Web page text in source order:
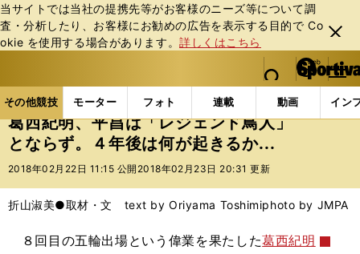
当サイトでは当社の提携先等がお客様のニーズ等について調
査・分析したり、お客様にお勧めの広告を表⽰する⽬的で Co
okie を使⽤する場合があります。詳しくはこちら
閉じ
る
web Sportiva (webスポルティーバ)
検索
マイペ
ー
ジ
メニュ
その他競技 モーター フォト 連載 動画 イン
ス
ポ
ル
バ
その他競技の記事一覧 その他競技 冬季競技 葛
葛西紀明、平昌は「レジェンド鳥人」
とならず。４年後は何が起きるか...
2018年02月22日 11:15 公開 2018年02月23日 20:31 更新
折山淑美●取材・文 text by Oriyama Toshimiphoto by JMPA
８回目の五輪出場という偉業を果たした葛西紀明